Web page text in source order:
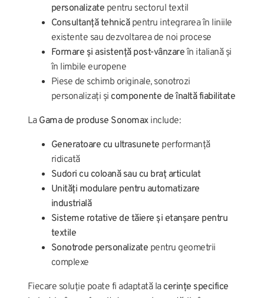
personalizate pentru sectorul textil
Consultanță tehnicăpentru integrarea în liniile
existente sau dezvoltarea de noi procese
Formare și asistență post-vânzareîn italiană și
în limbile europene
Piese de schimb originale, sonotrozi
personalizați șicomponente de înaltă fiabilitate
La Gama de produse Sonomaxinclude:
Generatoare cu ultrasunete performanță
ridicată
Sudori cu coloană sau cu braț articulat
Unități modulare pentru automatizare
industrială
Sisteme rotative de tăiere și etanșare pentru
textile
Sonotrode personalizate pentru geometrii
complexe
Fiecare soluție poate fi adaptată lacerințe specifice